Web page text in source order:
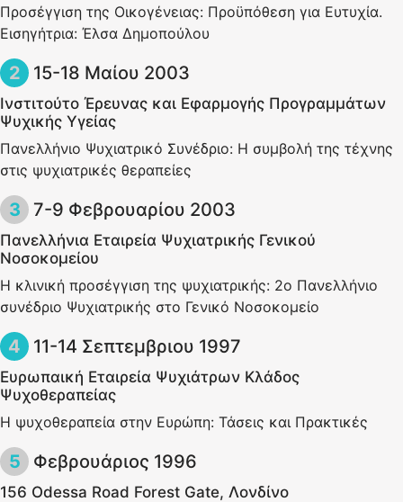
Προσέγγιση της Οικογένειας: Προϋπόθεση για Ευτυχία.
Εισηγήτρια: Έλσα Δημοπούλου
15-18 Μαίου 2003
Ινστιτούτο Έρευνας και Εφαρμογής Προγραμμάτων
Ψυχικής Υγείας
Πανελλήνιο Ψυχιατρικό Συνέδριο: Η συμβολή της τέχνης
στις ψυχιατρικές θεραπείες
7-9 Φεβρουαρίου 2003
Πανελλήνια Εταιρεία Ψυχιατρικής Γενικού
Νοσοκομείου
Η κλινική προσέγγιση της ψυχιατρικής: 2ο Πανελλήνιο
συνέδριο Ψυχιατρικής στο Γενικό Νοσοκομείο
11-14 Σεπτεμβριου 1997
Ευρωπαική Εταιρεία Ψυχιάτρων Κλάδος
Ψυχοθεραπείας
Η ψυχοθεραπεία στην Ευρώπη: Τάσεις και Πρακτικές
Φεβρουάριος 1996
156 Odessa Road Forest Gate, Λονδίνο